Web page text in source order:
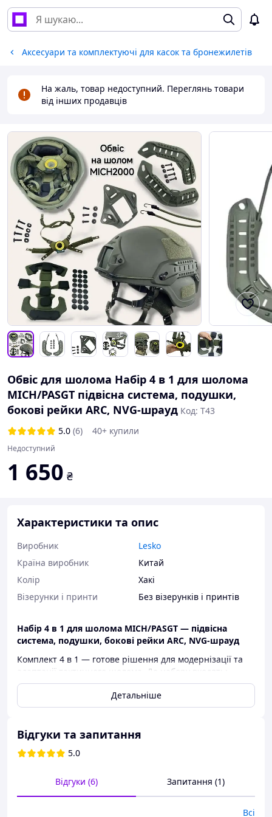
Аксесуари та комплектуючі для касок та бронежилетів
На жаль, товар недоступний. Переглянь товари
від інших продавців
Обвіс для шолома Набір 4 в 1 для шолома
MICH/PASGT підвісна система, подушки,
бокові рейки ARC, NVG-шрауд Код: T43
5.0 (6) 40+ купили
Недоступний
1 650 ₴
Характеристики та опис
Виробник
Lesko
Країна виробник
Китай
Колір
Хакі
Візерунки і принти
Без візерунків і принтів
Набір 4 в 1 для шолома MICH/PASGT — підвісна
система, подушки, бокові рейки ARC, NVG-шрауд
Комплект 4 в 1 — готове рішення для модернізації та
адаптації тактичного шолома. До набору входять:
Підвісна система— сучасний аналог Team
Wendy CAM FIT із регулюванням однією рукою та
Подушки з ефектом пам’яті
двокомпонентний комплект із технологією
під час носіння.
Бокові рейки ARC— кріплення для
Детальніше
Відгуки та запитання
5.0
Відгуки (6) Запитання (1)
Всі